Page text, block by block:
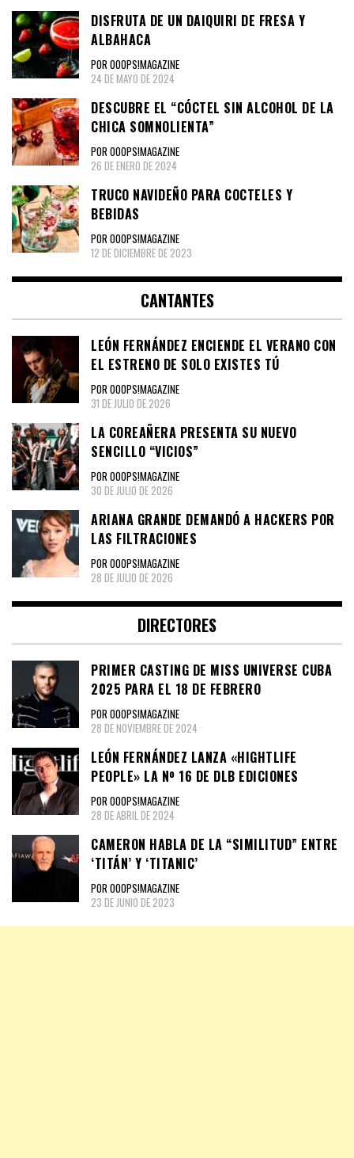
DISFRUTA DE UN DAIQUIRI DE FRESA Y
ALBAHACA
POR OOOPS!MAGAZINE
24 DE MAYO DE 2024
DESCUBRE EL “CÓCTEL SIN ALCOHOL DE LA
CHICA SOMNOLIENTA”
POR OOOPS!MAGAZINE
26 DE ENERO DE 2024
TRUCO NAVIDEÑO PARA COCTELES Y
BEBIDAS
POR OOOPS!MAGAZINE
12 DE DICIEMBRE DE 2023
CANTANTES
LEÓN FERNÁNDEZ ENCIENDE EL VERANO CON
EL ESTRENO DE SOLO EXISTES TÚ
POR OOOPS!MAGAZINE
31 DE JULIO DE 2026
LA COREAÑERA PRESENTA SU NUEVO
SENCILLO “VICIOS”
POR OOOPS!MAGAZINE
30 DE JULIO DE 2026
ARIANA GRANDE DEMANDÓ A HACKERS POR
LAS FILTRACIONES
POR OOOPS!MAGAZINE
28 DE JULIO DE 2026
DIRECTORES
PRIMER CASTING DE MISS UNIVERSE CUBA
2025 PARA EL 18 DE FEBRERO
POR OOOPS!MAGAZINE
28 DE NOVIEMBRE DE 2024
LEÓN FERNÁNDEZ LANZA «HIGHTLIFE
PEOPLE» LA Nº 16 DE DLB EDICIONES
POR OOOPS!MAGAZINE
28 DE ABRIL DE 2024
CAMERON HABLA DE LA “SIMILITUD” ENTRE
‘TITÁN’ Y ‘TITANIC’
POR OOOPS!MAGAZINE
23 DE JUNIO DE 2023